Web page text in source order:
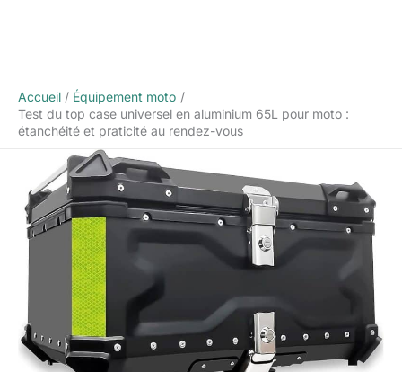
Accueil
Équipement moto
Test du top case universel en aluminium 65L pour moto :
étanchéité et praticité au rendez-vous